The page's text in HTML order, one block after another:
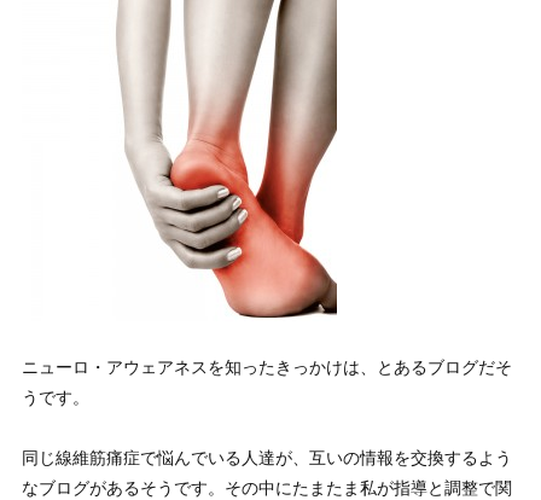
ニューロ・アウェアネスを知ったきっかけは、とあるブログだそ
うです。
同じ線維筋痛症で悩んでいる人達が、互いの情報を交換するよう
なブログがあるそうです。その中にたまたま私が指導と調整で関